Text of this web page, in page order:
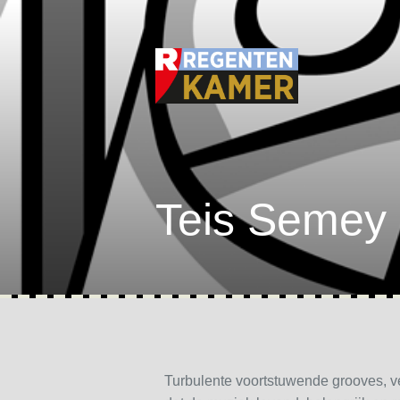
Teis
Turbulente voortstuwende grooves,